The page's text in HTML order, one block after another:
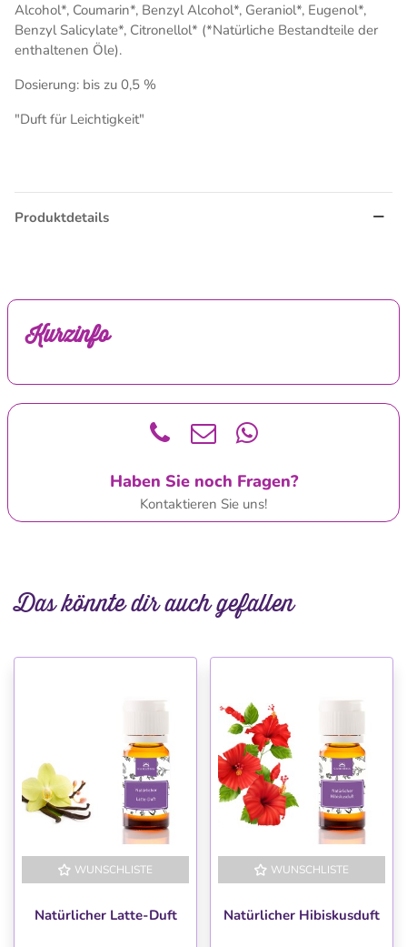
Alcohol*, Coumarin*, Benzyl Alcohol*, Geraniol*, Eugenol*,
Benzyl Salicylate*, Citronellol* (*Natürliche Bestandteile der
enthaltenen Öle).
Dosierung: bis zu 0,5 %
"Duft für Leichtigkeit"
Produktdetails
Kurzinfo
Haben Sie noch Fragen?
Kontaktieren Sie uns!
Das könnte dir auch gefallen
WUNSCHLISTE
Natürlicher Latte-Duft
WUNSCHLISTE
Natürlicher Hibiskusduft